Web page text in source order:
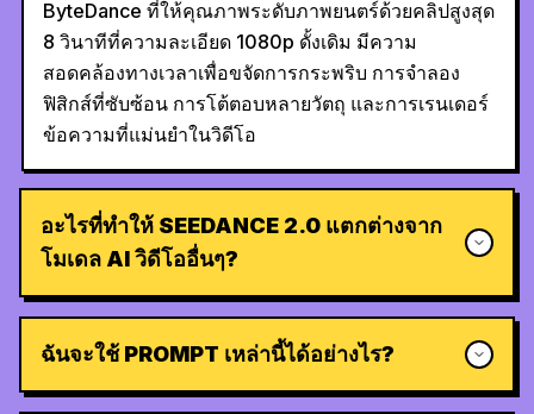
ByteDance ที่ให้คุณภาพระดับภาพยนตร์ด้วยคลิปสูงสุด
8 วินาทีที่ความละเอียด 1080p ดั้งเดิม มีความ
สอดคล้องทางเวลาเพื่อขจัดการกระพริบ การจำลอง
ฟิสิกส์ที่ซับซ้อน การโต้ตอบหลายวัตถุ และการเรนเดอร์
ข้อความที่แม่นยำในวิดีโอ
อะไรที่ทำให้ SEEDANCE 2.0 แตกต่างจาก
โมเดล AI วิดีโออื่นๆ?
ฉันจะใช้ PROMPT เหล่านี้ได้อย่างไร?